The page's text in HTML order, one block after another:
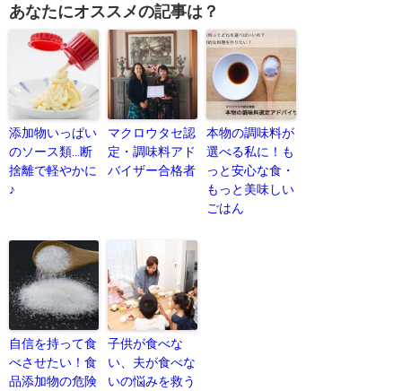
あなたにオススメの記事は？
添加物いっぱい
のソース類…断
捨離で軽やかに
♪
マクロウタセ認
定・調味料アド
バイザー合格者
本物の調味料が
選べる私に！も
っと安心な食・
もっと美味しい
ごはん
自信を持って食
べさせたい！食
品添加物の危険
子供が食べな
い、夫が食べな
いの悩みを救う